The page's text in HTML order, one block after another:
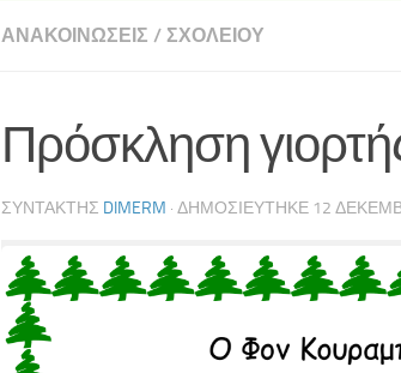
ΑΝΑΚΟΙΝΏΣΕΙΣ / ΣΧΟΛΕΊΟΥ
Πρόσκληση
ΣΥΝΤΆΚΤΗΣ DIMERM · ΔΗΜΟΣΙΕΎΤΗΚΕ 12